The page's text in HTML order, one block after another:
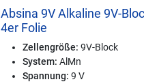
Absina 9V Alkaline 9V-
4er Folie
Zellengröße: 9V-Block
System: AlMn
Spannung: 9 V